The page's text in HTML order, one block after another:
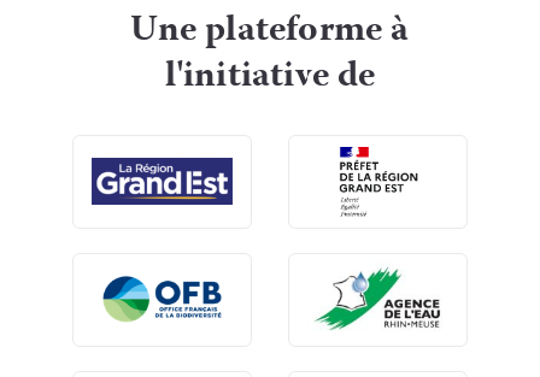
Une plateforme à
l'initiative de